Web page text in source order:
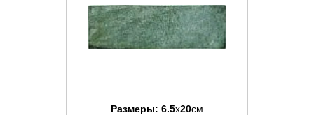
Размеры: 6.5x20см